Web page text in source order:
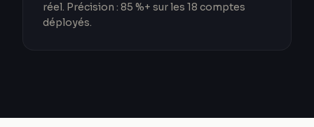
réel. Précision : 85 %+ sur les 18 comptes
déployés.